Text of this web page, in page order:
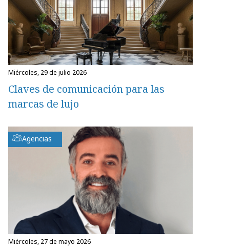
miércoles, 29 de julio 2026
Claves de comunicación para las
marcas de lujo
Agencias
miércoles, 27 de mayo 2026